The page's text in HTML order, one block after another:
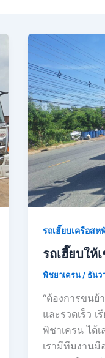
รถเฮี๊ยบเครือส
รถเฮี๊ยบให้
พิชยาเครน/ ธันว
“ต้องการขนย้
และรวดเร็ว
พิชาเครน ได้เ
เรามีทีมงาน